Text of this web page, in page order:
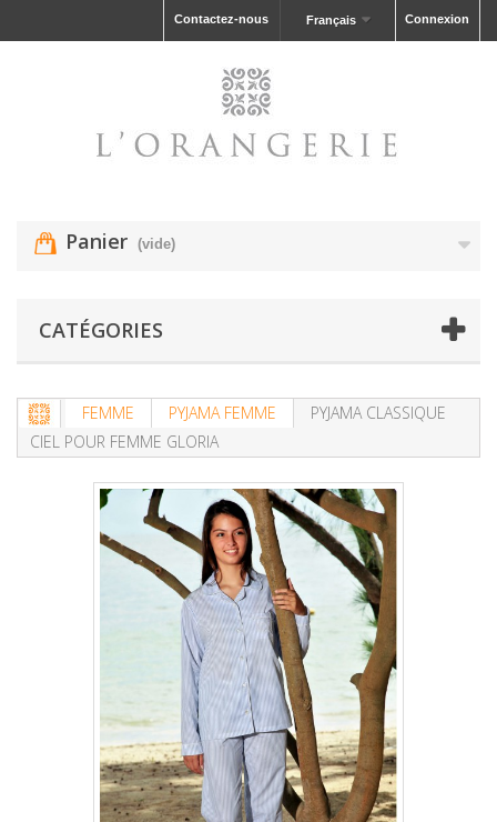
Connexion
Français
Contactez-nous
Panier (vide)
CATÉGORIES
FEMME PYJAMA FEMME
PYJAMA CLASSIQUE
CIEL POUR FEMME GLORIA